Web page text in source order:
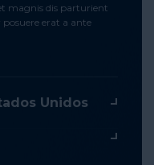
magnis dis parturient
erat a ante
Unidos